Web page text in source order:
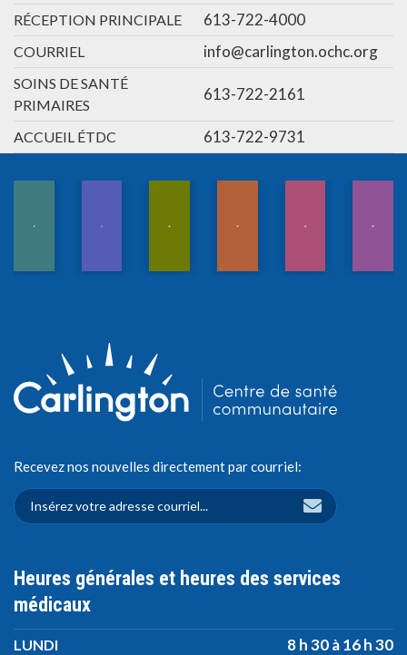
RÉCEPTION PRINCIPALE 613-722-4000
COURRIEL info@carlington.ochc.org
SOINS DE SANTÉ
PRIMAIRES
613-722-2161
ACCUEIL ÉTDC 613-722-9731
Recevez nos nouvelles directement par courriel:
Heures générales et heures des services
médicaux
LUNDI 8 h 30 à 16 h 30